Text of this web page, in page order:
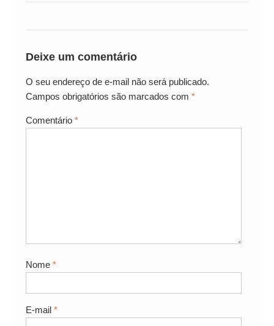
Deixe um comentário
O seu endereço de e-mail não será publicado.
Campos obrigatórios são marcados com *
Comentário *
Nome *
E-mail *